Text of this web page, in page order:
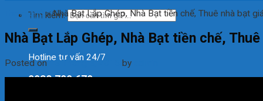
Tìm kiếm:
Hotline tư vấn 24/7
0938 709 679
Trang chủ »Nhà Bạt Lắp Ghép, Nhà Bạt tiền chế, Thuê nhà bạt
Nhà Bạt Lắp Ghép, Nhà Bạt tiền chế,
Posted on13 Tháng 3, 2015 by